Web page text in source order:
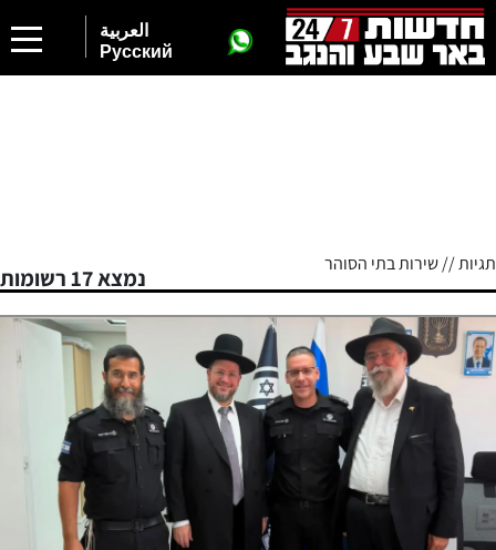
العربية
Русский
תגיות // שירות בתי הסוהר
נמצא 17 רשומות